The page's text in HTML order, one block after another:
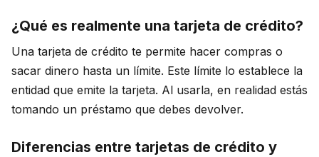
¿Qué es realmente una tarjeta de crédito?
Una tarjeta de crédito te permite hacer compras o
sacar dinero hasta un límite. Este límite lo establece la
entidad que emite la tarjeta. Al usarla, en realidad estás
tomando un préstamo que debes devolver.
Diferencias entre tarjetas de crédito y